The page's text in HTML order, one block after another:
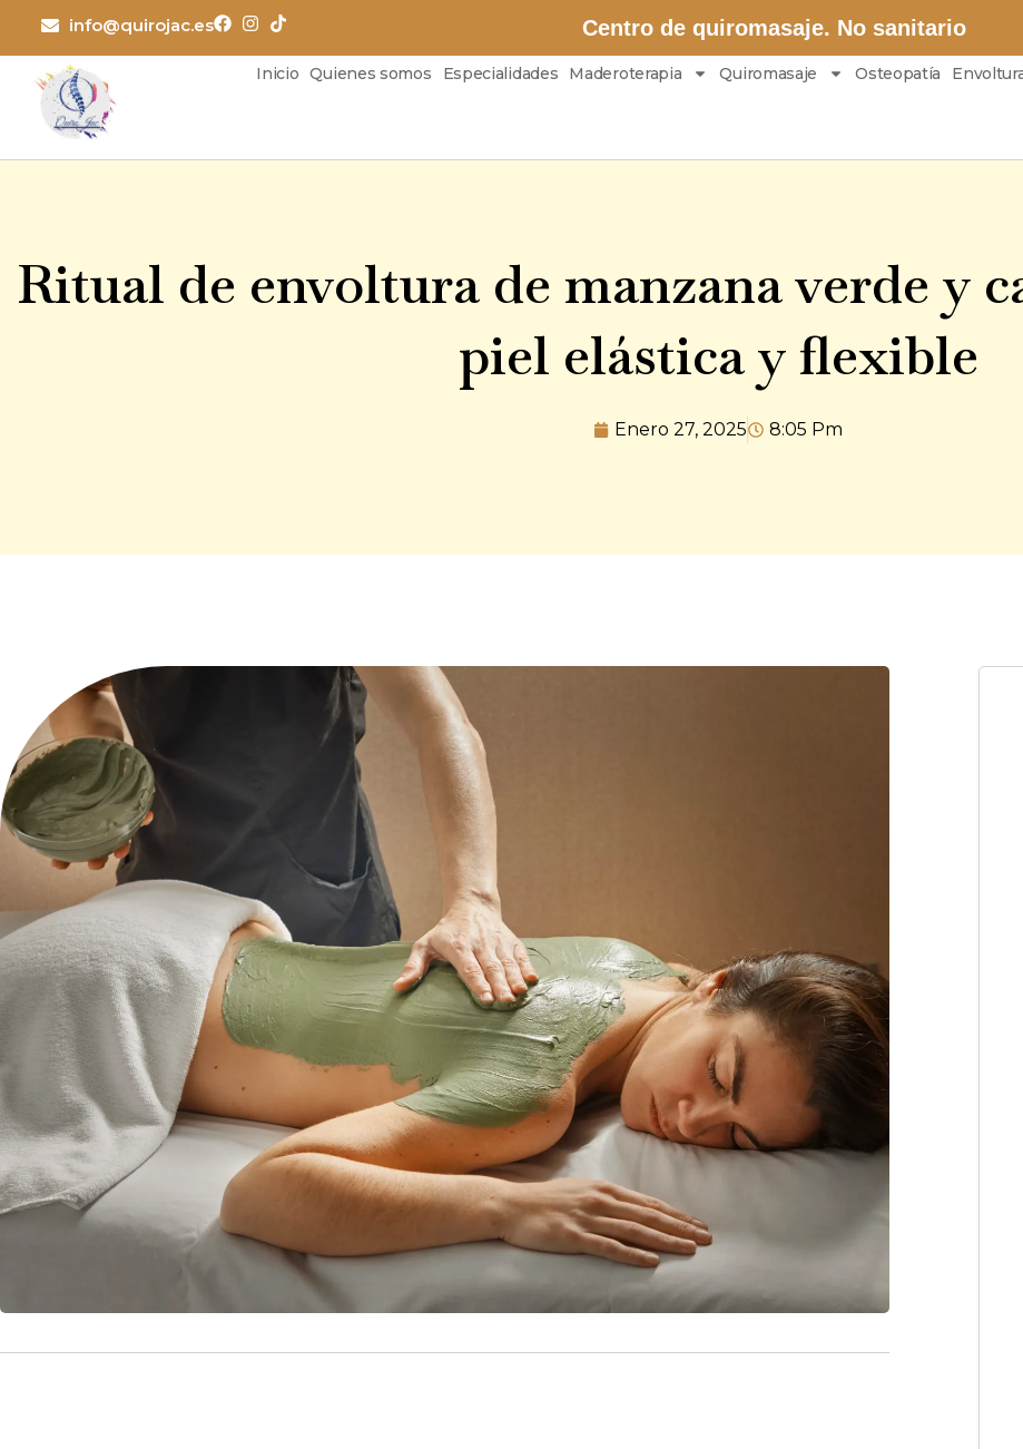
contenido
info@quirojac.es Centro de quiromasaje. No sanitario
Inicio Quienes somos Especialidades Maderoterapia Quiromasaje Osteopatía
Ritual de envoltura de manzana verde y
piel elástica y flexible
Enero 27, 2025 8:05 Pm